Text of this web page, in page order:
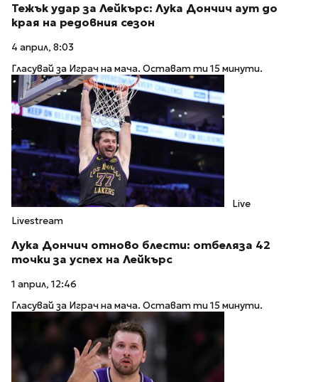
Тежък удар за Лейкърс: Лука Дончич аут до
края на редовния сезон
4 април, 8:03
Гласувай за Играч на мача. Остават ти 15 минути.
Live
Livestream
Лука Дончич отново блести: отбеляза 42
точки за успех на Лейкърс
1 април, 12:46
Гласувай за Играч на мача. Остават ти 15 минути.